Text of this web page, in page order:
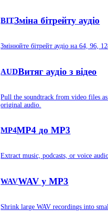
BITЗміна бітрейту аудіо
Змінюйте бітрейт аудіо на 64, 96,
AUDВитяг аудіо з відео
Pull the soundtrack from video files
original audio.
MP4MP4 до MP3
Extract music, podcasts, or voice
WAVWAV у MP3
Shrink large WAV recordings into